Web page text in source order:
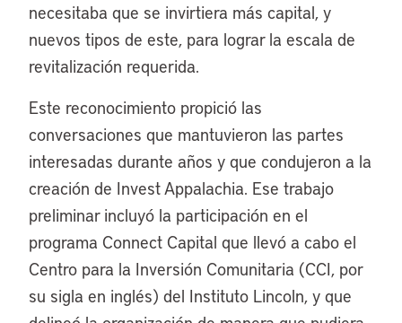
necesitaba que se invirtiera más capital, y
nuevos tipos de este, para lograr la escala de
revitalización requerida.
Este reconocimiento propició las
conversaciones que mantuvieron las partes
interesadas durante años y que condujeron a la
creación de Invest Appalachia. Ese trabajo
preliminar incluyó la participación en el
programa Connect Capital que llevó a cabo el
Centro para la Inversión Comunitaria (CCI, por
su sigla en inglés) del Instituto Lincoln, y que